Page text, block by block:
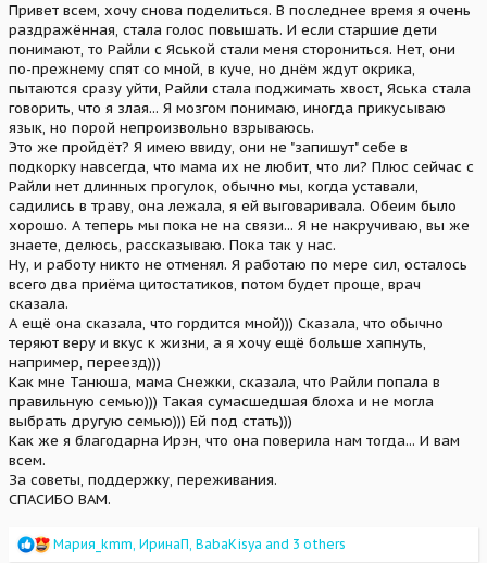
Привет всем, хочу снова поделиться. В последнее время я очень
раздражённая, стала голос повышать. И если старшие дети
понимают, то Райли с Яськой стали меня сторониться. Нет, они
по-прежнему спят со мной, в куче, но днём ждут окрика,
пытаются сразу уйти, Райли стала поджимать хвост, Яська стала
говорить, что я злая... Я мозгом понимаю, иногда прикусываю
язык, но порой непроизвольно взрываюсь.
Это же пройдёт? Я имею ввиду, они не "запишут" себе в
подкорку навсегда, что мама их не любит, что ли? Плюс сейчас с
Райли нет длинных прогулок, обычно мы, когда уставали,
садились в траву, она лежала, я ей выговаривала. Обеим было
хорошо. А теперь мы пока не на связи... Я не накручиваю, вы же
знаете, делюсь, рассказываю. Пока так у нас.
Ну, и работу никто не отменял. Я работаю по мере сил, осталось
всего два приёма цитостатиков, потом будет проще, врач
сказала.
А ещё она сказала, что гордится мной))) Сказала, что обычно
теряют веру и вкус к жизни, а я хочу ещё больше хапнуть,
например, переезд)))
Как мне Танюша, мама Снежки, сказала, что Райли попала в
правильную семью))) Такая сумасшедшая блоха и не могла
выбрать другую семью))) Ей под стать)))
Как же я благодарна Ирэн, что она поверила нам тогда... И вам
всем.
За советы, поддержку, переживания.
СПАСИБО ВАМ.
R
Мария_kmm, ИринаП, BabaKisya and 3 others